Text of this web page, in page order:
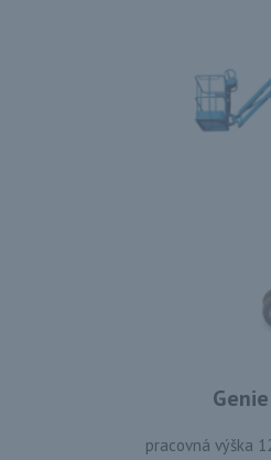
pracovná výška